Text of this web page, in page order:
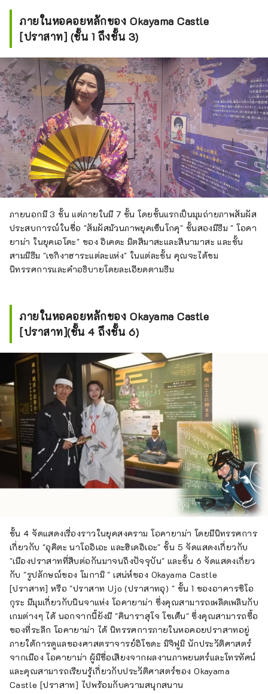
ภายในหอคอยหลักของ Okayama Castle
[ปราสาท] (ชั้น 1 ถึงชั้น 3)
ภายนอกมี 3 ชั้น แต่ภายในมี 7 ชั้น โดยชั้นแรกเป็นมุมถ่ายภาพสัมผัส
ประสบการณ์ในชื่อ "สัมผัสม้วนภาพยุคเซ็นโกคุ" ชั้นสองมีธีม " โอคา
ยาม่า ในยุคเอโดะ" ของ อิเคดะ มิตสึมาสะและสึนามาสะ และชั้น
สามมีธีม "เซกิงาฮาระแต่ละแห่ง" ในแต่ละชั้น คุณจะได้ชม
นิทรรศการและคำอธิบายโดยละเอียดตามธีม
ภายในหอคอยหลักของ Okayama Castle
[ปราสาท](ชั้น 4 ถึงชั้น 6)
ชั้น 4 จัดแสดงเรื่องราวในยุคสงคราม โอคายาม่า โดยมีนิทรรศการ
เกี่ยวกับ "อุคิตะ นาโออิเอะ และฮิเดอิเอะ" ชั้น 5 จัดแสดงเกี่ยวกับ
"เมืองปราสาทที่สืบต่อกันมาจนถึงปัจจุบัน" และชั้น 6 จัดแสดงเกี่ยว
กับ "รูปลักษณ์ของ โมกามิ " เสน่ห์ของ Okayama Castle
[ปราสาท] หรือ "ปราสาท Ujo (ปราสาทอุ) " ชั้น 1 ของอาคารชิโอ
กุระ มีมุมเกี่ยวกับนินจาแห่ง โอคายาม่า ซึ่งคุณสามารถเพลิดเพลินกับ
เกมต่างๆ ได้ นอกจากนี้ยังมี "คินาราสุโจ โชเต็น" ซึ่งคุณสามารถซื้อ
ของที่ระลึก โอคายาม่า ได้ นิทรรศการภายในหอคอยปราสาทอยู่
ภายใต้การดูแลของศาสตราจารย์อิโซดะ มิจิฟูมิ นักประวัติศาสตร์
จากเมือง โอคายาม่า ผู้มีชื่อเสียงจากผลงานภาพยนตร์และโทรทัศน์
และคุณสามารถเรียนรู้เกี่ยวกับประวัติศาสตร์ของ Okayama
Castle [ปราสาท] ไปพร้อมกับความสนุกสนาน